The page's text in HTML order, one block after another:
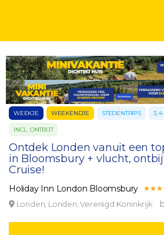
WEEKJE WEEKENDJE STEDENTRIPS 3,
INCL. ONTBIJT
Ontdek Londen vanuit een
in Bloomsbury + vlucht,
Cruise!
Holiday Inn London Bloomsbury
Londen, Londen, Verenigd Koninkrijk